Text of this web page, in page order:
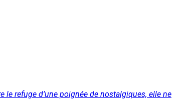
refuge d’une poignée de nostalgiques, elle ne